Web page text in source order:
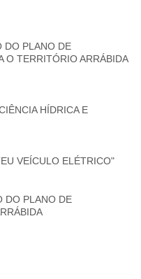
DO PLANO DE
O TERRITÓRIO ARRÁBIDA
HÍDRICA E
VEÍCULO ELÉTRICO"
DO PLANO DE